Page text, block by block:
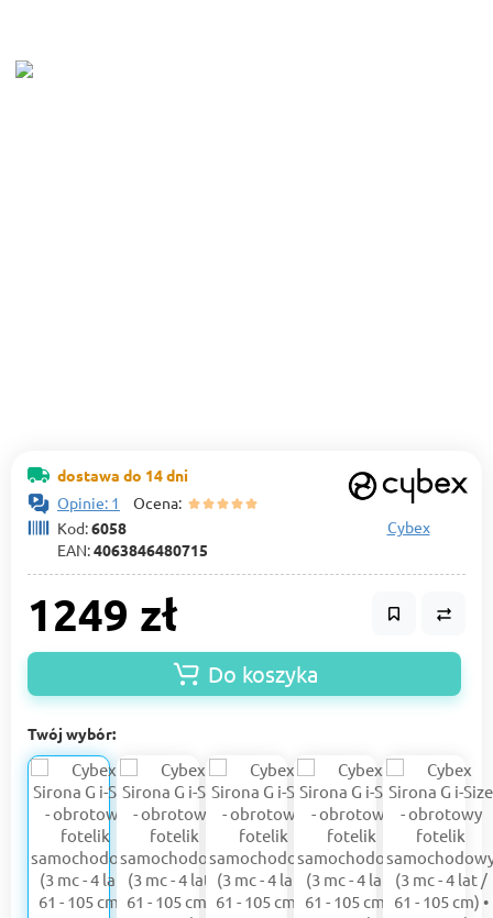
dostawa do 14 dni
Opinie: 1
Ocena:
Kod:6058
EAN:4063846480715
Cybex
1249 zł
Do koszyka
Twój wybór: